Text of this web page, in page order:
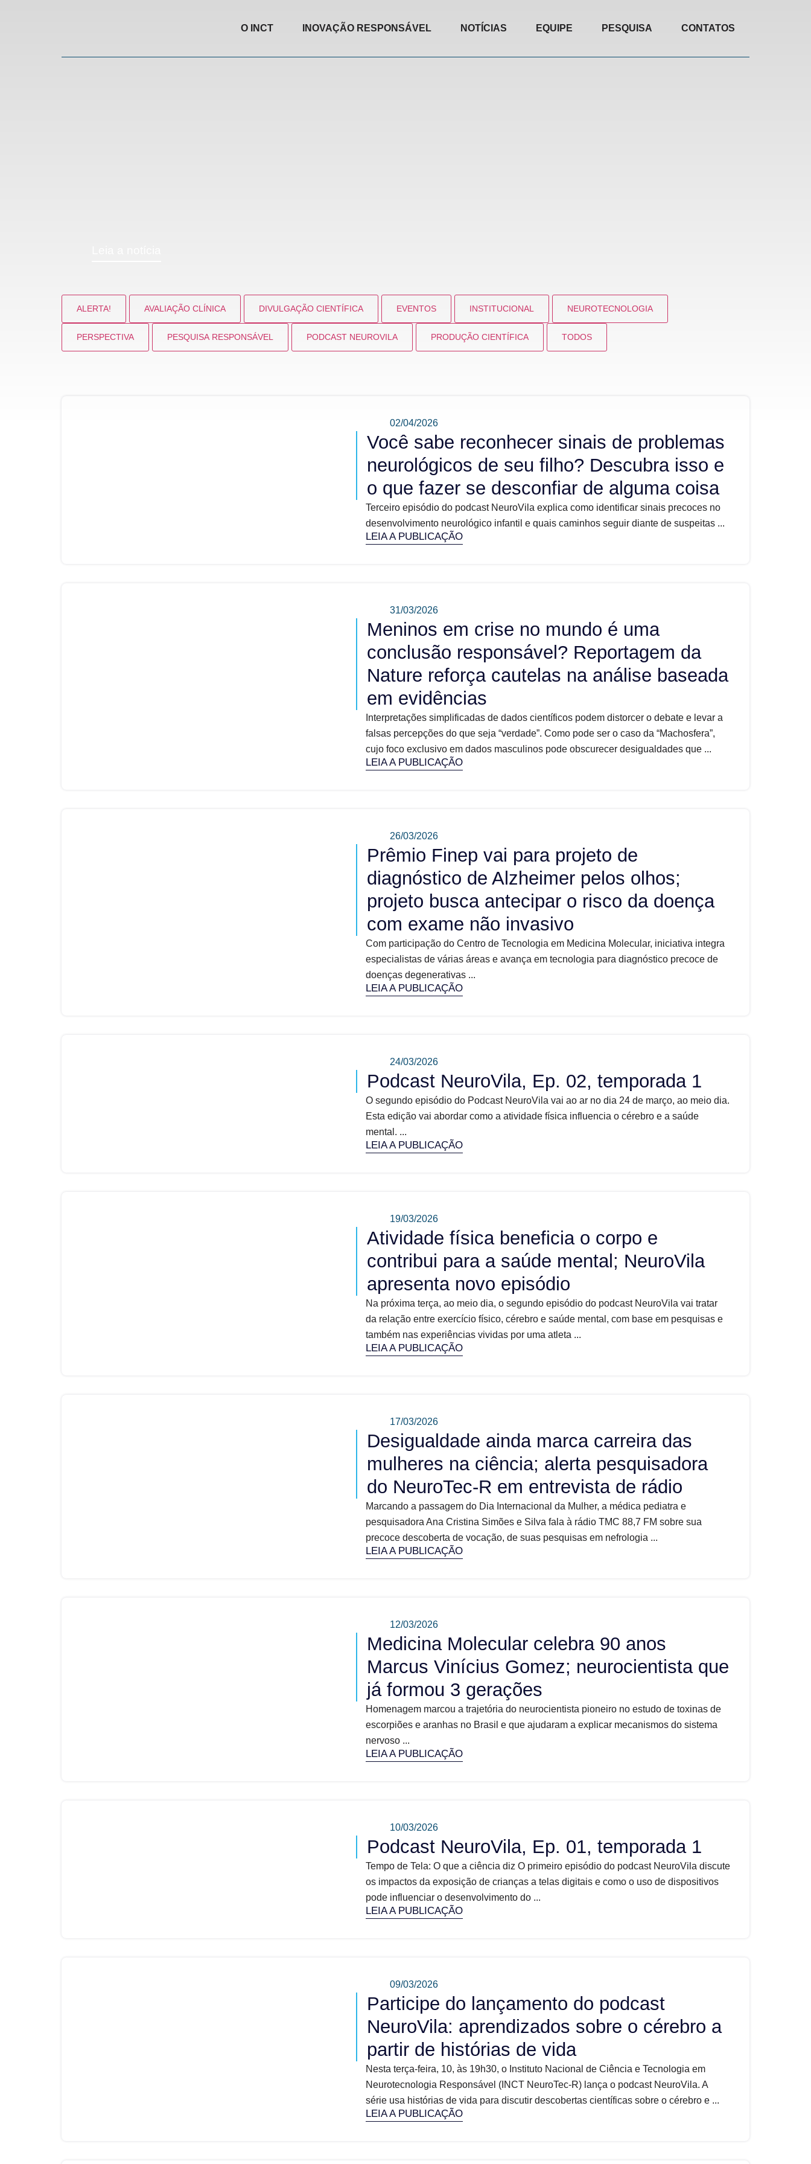
O INCT INOVAÇÃO RESPONSÁVEL NOTÍCIAS EQUIPE PESQUISA CONTATOS
ALERTA! AVALIAÇÃO CLÍNICA DIVULGAÇÃO CIENTÍFICA EVENTOS INSTITUCIONAL NEUROTECNOLOGIA
PERSPECTIVA PESQUISA RESPONSÁVEL PODCAST NEUROVILA PRODUÇÃO CIENTÍFICA TODOS
02/04/2026
Você sabe reconhecer sinais de problemas
neurológicos de seu filho? Descubra isso e
o que fazer se desconfiar de alguma coisa
Terceiro episódio do podcast NeuroVila explica como identificar sinais precoces no
desenvolvimento neurológico infantil e quais caminhos seguir diante de suspeitas ...
LEIA A PUBLICAÇÃO
31/03/2026
Meninos em crise no mundo é uma
conclusão responsável? Reportagem da
Nature reforça cautelas na análise baseada
em evidências
Interpretações simplificadas de dados científicos podem distorcer o debate e levar a
falsas percepções do que seja “verdade”. Como pode ser o caso da “Machosfera”,
cujo foco exclusivo em dados masculinos pode obscurecer desigualdades que ...
LEIA A PUBLICAÇÃO
26/03/2026
Prêmio Finep vai para projeto de
diagnóstico de Alzheimer pelos olhos;
projeto busca antecipar o risco da doença
com exame não invasivo
Com participação do Centro de Tecnologia em Medicina Molecular, iniciativa integra
especialistas de várias áreas e avança em tecnologia para diagnóstico precoce de
doenças degenerativas ...
LEIA A PUBLICAÇÃO
24/03/2026
Podcast NeuroVila, Ep. 02, temporada 1
O segundo episódio do Podcast NeuroVila vai ao ar no dia 24 de março, ao meio dia.
Esta edição vai abordar como a atividade física influencia o cérebro e a saúde
mental. ...
LEIA A PUBLICAÇÃO
19/03/2026
Atividade física beneficia o corpo e
contribui para a saúde mental; NeuroVila
apresenta novo episódio
Na próxima terça, ao meio dia, o segundo episódio do podcast NeuroVila vai tratar
da relação entre exercício físico, cérebro e saúde mental, com base em pesquisas e
também nas experiências vividas por uma atleta ...
LEIA A PUBLICAÇÃO
17/03/2026
Desigualdade ainda marca carreira das
mulheres na ciência; alerta pesquisadora
do NeuroTec-R em entrevista de rádio
Marcando a passagem do Dia Internacional da Mulher, a médica pediatra e
pesquisadora Ana Cristina Simões e Silva fala à rádio TMC 88,7 FM sobre sua
precoce descoberta de vocação, de suas pesquisas em nefrologia ...
LEIA A PUBLICAÇÃO
12/03/2026
Medicina Molecular celebra 90 anos
Marcus Vinícius Gomez; neurocientista que
já formou 3 gerações
Homenagem marcou a trajetória do neurocientista pioneiro no estudo de toxinas de
escorpiões e aranhas no Brasil e que ajudaram a explicar mecanismos do sistema
nervoso ...
LEIA A PUBLICAÇÃO
10/03/2026
Podcast NeuroVila, Ep. 01, temporada 1
Tempo de Tela: O que a ciência diz O primeiro episódio do podcast NeuroVila discute
os impactos da exposição de crianças a telas digitais e como o uso de dispositivos
pode influenciar o desenvolvimento do ...
LEIA A PUBLICAÇÃO
09/03/2026
Participe do lançamento do podcast
NeuroVila: aprendizados sobre o cérebro a
partir de histórias de vida
Nesta terça-feira, 10, às 19h30, o Instituto Nacional de Ciência e Tecnologia em
Neurotecnologia Responsável (INCT NeuroTec-R) lança o podcast NeuroVila. A
série usa histórias de vida para discutir descobertas científicas sobre o cérebro e ...
LEIA A PUBLICAÇÃO